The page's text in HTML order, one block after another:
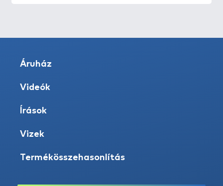
Áruház
Videók
Írások
Vizek
Termékösszehasonlítás